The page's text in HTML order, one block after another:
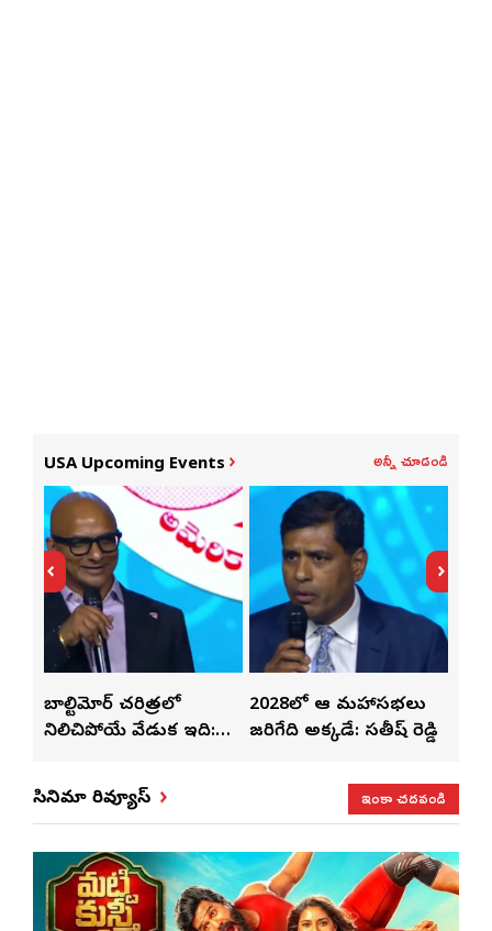
USA Upcoming Events అన్నీ చూడండి
బాల్టిమోర్ చరిత్రలో
నిలిచిపోయే వేడుక ఇది:
2028లో ఆటా మహాసభలు
జరిగేది అక్కడే: సతీష్ రెడ్డి
సినిమా రివ్యూస్ ఇంకా చదవండి